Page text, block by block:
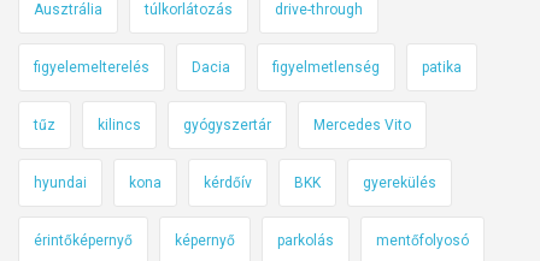
Ausztrália túlkorlátozás drive-through
figyelemelterelés Dacia figyelmetlenség patika
tűz kilincs gyógyszertár Mercedes Vito
hyundai kona kérdőív BKK gyerekülés
érintőképernyő képernyő parkolás mentőfolyosó